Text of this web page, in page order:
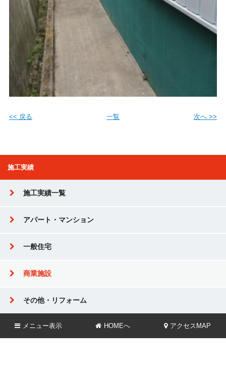
<< 戻る 一覧 次へ >>
施工実績
施工実績一覧
アパート・マンション
一般住宅
商業施設
その他・リフォーム
メニュー表示 HOMEへ アクセスMAP